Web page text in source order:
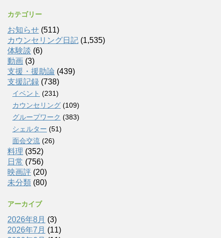
カテゴリー
お知らせ (511)
カウンセリング日記 (1,535)
体験談 (6)
動画 (3)
支援・援助論 (439)
支援記録 (738)
イベント (231)
カウンセリング (109)
グループワーク (383)
シェルター (51)
面会交流 (26)
料理 (352)
日常 (756)
映画評 (20)
未分類 (80)
アーカイブ
2026年8月 (3)
2026年7月 (11)